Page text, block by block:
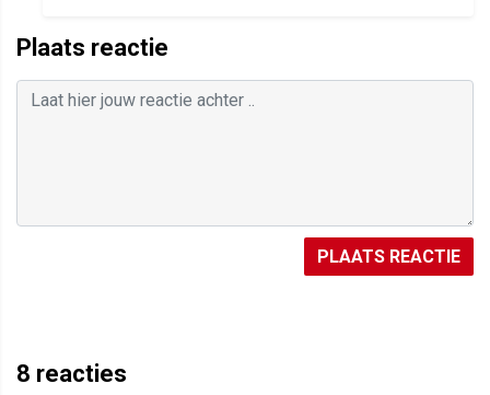
Plaats reactie
PLAATS REACTIE
8 reacties